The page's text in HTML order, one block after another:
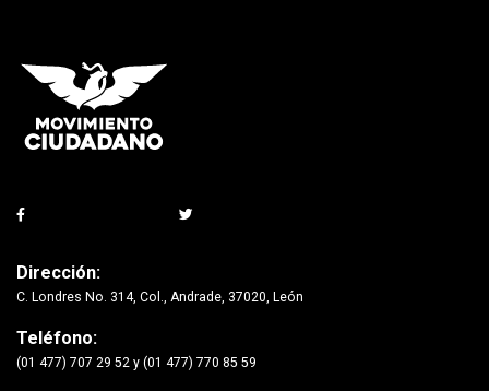
Dirección:
C. Londres No. 314, Col., Andrade, 37020, León
Teléfono:
(01 477) 707 29 52 y (01 477) 770 85 59